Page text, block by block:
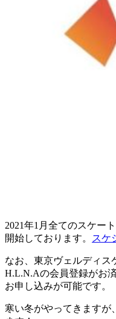
2021年1月全てのスケー
開始しております。
スケ
なお、東京ヴェルディス
H.L.N.Aの会員登録がお
お申し込みが可能です。
寒い冬がやってきますが